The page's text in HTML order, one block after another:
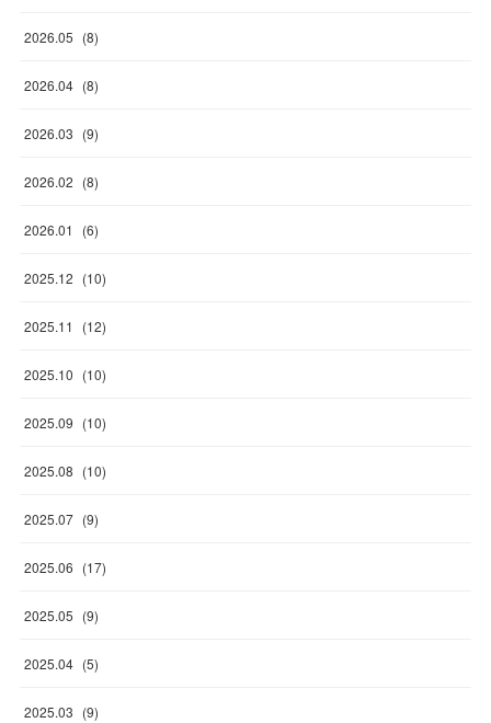
2026.05 (8)
2026.04 (8)
2026.03 (9)
2026.02 (8)
2026.01 (6)
2025.12 (10)
2025.11 (12)
2025.10 (10)
2025.09 (10)
2025.08 (10)
2025.07 (9)
2025.06 (17)
2025.05 (9)
2025.04 (5)
2025.03 (9)